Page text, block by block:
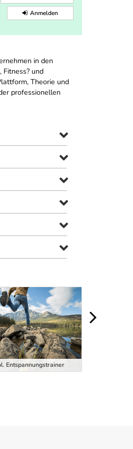
Anmelden
in den
und
Theorie und
professionellen
Entspannungstrainer